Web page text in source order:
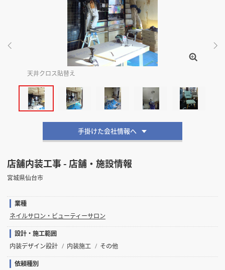
掲載希望のデザイン設計・施工会社様へ
店舗開業・改装をご検討中の方へ
天井クロス貼替え
手掛けた会社情報へ
店舗内装工事 - 店舗・施設情報
宮城県仙台市
業種
ネイルサロン・ビューティーサロン
設計・施工範囲
内装デザイン設計
内装施工
その他
依頼種別